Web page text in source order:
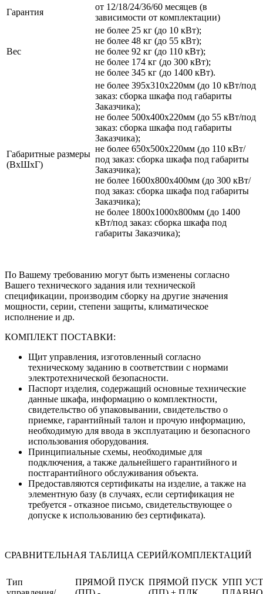
Гарантия
от 12/18/24/36/60 месяцев (в
зависимости от комплектации)
Вес
не более 25 кг (до 10 кВт);
не более 48 кг (до 55 кВт);
не более 92 кг (до 110 кВт);
не более 174 кг (до 300 кВт);
не более 345 кг (до 1400 кВт).
Габаритные размеры
(ВхШхГ)
не более 395х310х220мм (до 10 кВт/под
заказ: сборка шкафа под габариты
Заказчика);
не более 500х400х220мм (до 55 кВт/под
заказ: сборка шкафа под габариты
Заказчика);
не более 650х500х220мм (до 110 кВт/
под заказ: сборка шкафа под габариты
Заказчика);
не более 1600х800х400мм (до 300 кВт/
под заказ: сборка шкафа под габариты
Заказчика);
не более 1800х1000х800мм (до 1400
кВт/под заказ: сборка шкафа под
габариты Заказчика);
По Вашему требованию могут быть изменены согласно
Вашего технического задания или технической
спецификации, производим сборку на другие значения
мощности, серии, степени защиты, климатическое
исполнение и др.
КОМПЛЕКТ ПОСТАВКИ:
Щит управления, изготовленный согласно
техническому заданию в соответствии с нормами
электротехнической безопасности.
Паспорт изделия, содержащий основные технические
данные шкафа, информацию о комплектности,
свидетельство об упаковывании, свидетельство о
приемке, гарантийный талон и прочую информацию,
необходимую для ввода в эксплуатацию и безопасного
использования оборудования.
Принципиальные схемы, необходимые для
подключения, а также дальнейшего гарантийного и
постгарантийного обслуживания объекта.
Предоставляются сертификаты на изделие, а также на
элементную базу (в случаях, если сертификация не
требуется - отказное письмо, свидетельствующее о
допуске к использованию без сертификата).
СРАВНИТЕЛЬНАЯ ТАБЛИЦА СЕРИЙ/КОМПЛЕКТАЦИЙ
Тип
ПРЯМОЙ ПУСК ПРЯМОЙ ПУСК УПП